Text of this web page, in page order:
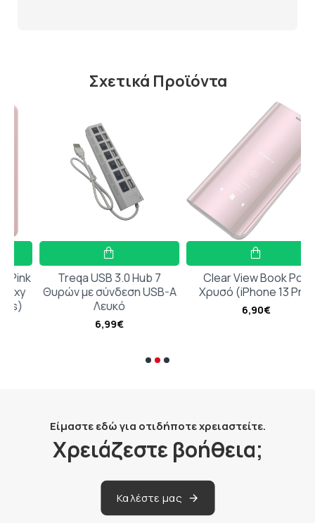
προστατεύοντας τη συσκευή από
Σχετικά Προϊόντα
Treqa USB 3.0 Hub 7
Θυρών με σύνδεση USB-A
Λευκό
6,99€
Clear View Book Ροζ
Χρυσό (iPhone 13 Pro)
6,90€
Είμαστε εδώ για οτιδήποτε χρειαστείτε.
Χρειάζεστε βοήθεια;
Καλέστε μας